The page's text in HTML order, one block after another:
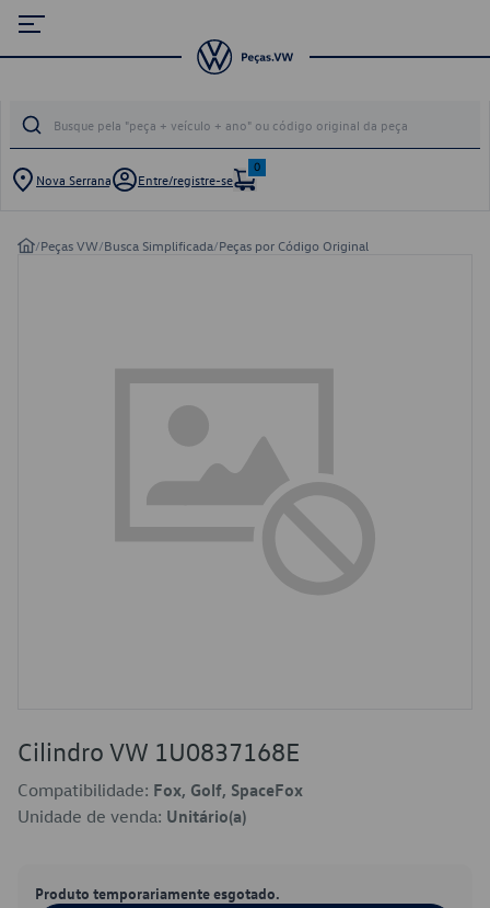
Nova Serrana Entre/registre-se
0
/Peças VW/Busca Simplificada/Peças por Código Original
Cilindro VW 1U0837168E
Compatibilidade: Fox, Golf, SpaceFox
Unidade de venda: Unitário(a)
Produto temporariamente esgotado.